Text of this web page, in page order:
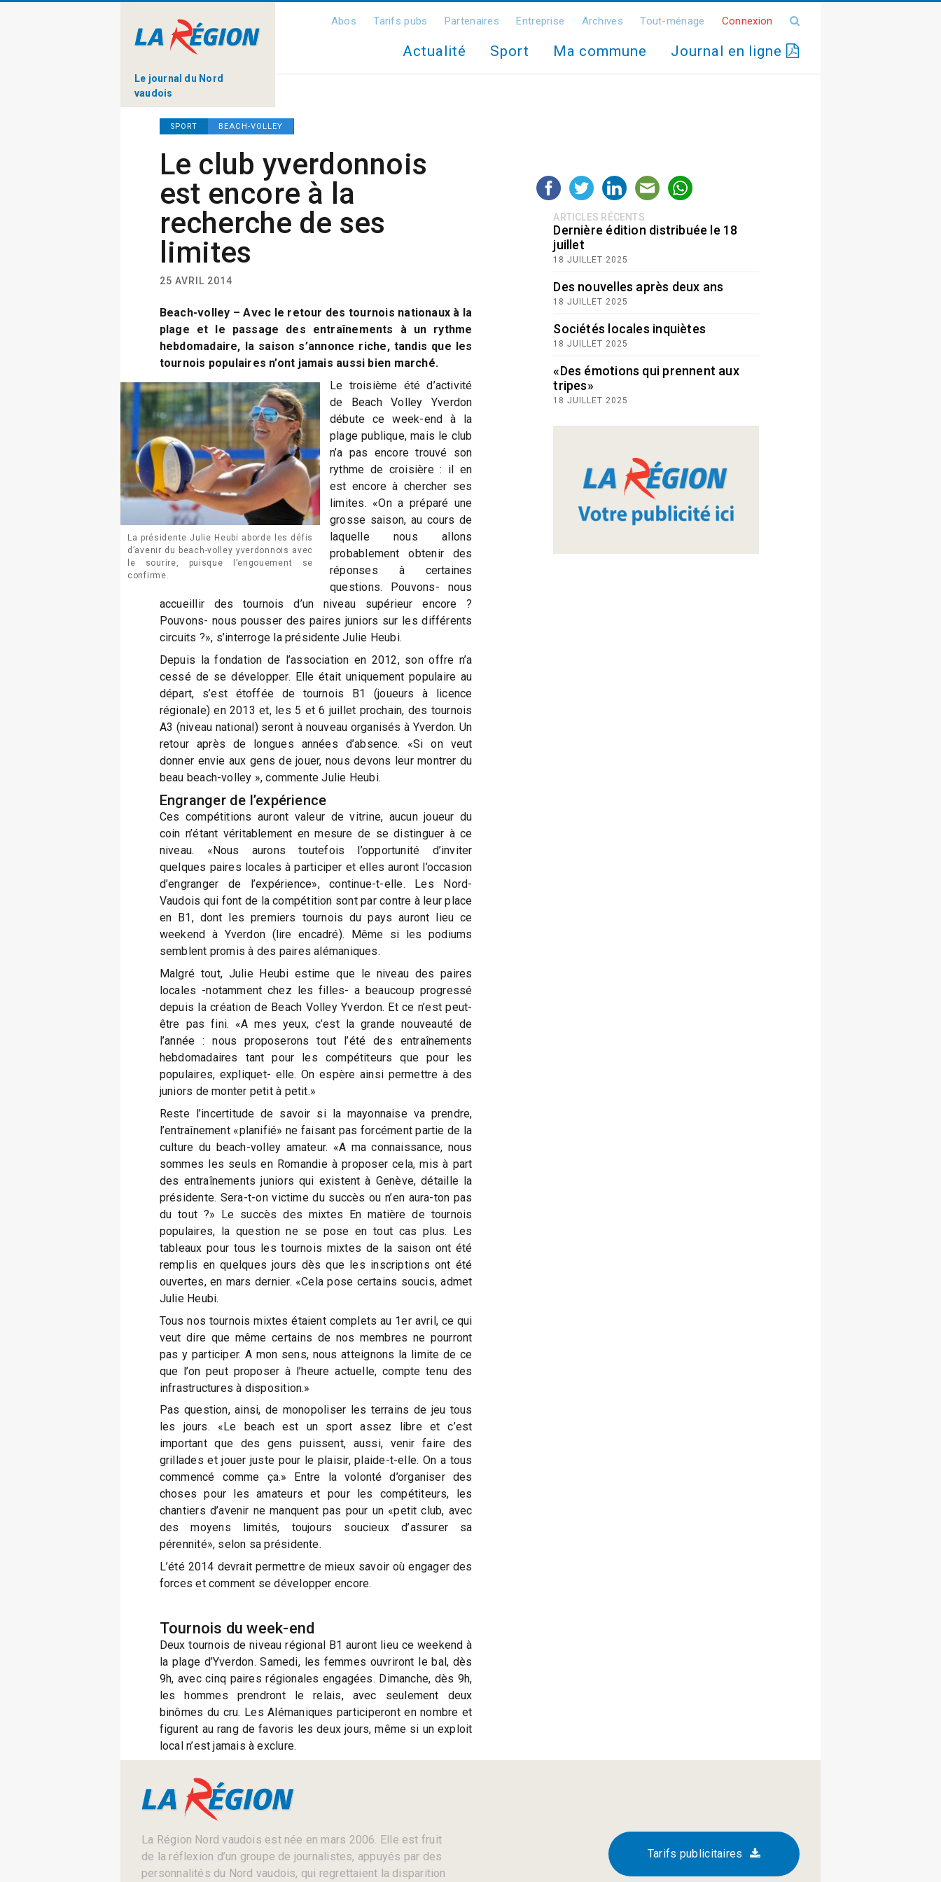
Le journal du Nord
vaudois
Abos Tarifs pubs Partenaires Entreprise Archives Tout-ménage Connexion
Actualité Sport Ma commune Journal en ligne
SPORT BEACH-VOLLEY
Le club yverdonnois
est encore à la
recherche de ses
limites
25 AVRIL 2014
Beach-volley – Avec le retour des tournois nationaux à la
plage et le passage des entraînements à un rythme
hebdomadaire, la saison s’annonce riche, tandis que les
tournois populaires n’ont jamais aussi bien marché.
La présidente Julie Heubi aborde les défis
d’avenir du beach-volley yverdonnois avec
le sourire, puisque l’engouement se
confirme.
Le troisième été d’activité
de Beach Volley Yverdon
débute ce week-end à la
plage publique, mais le club
n’a pas encore trouvé son
rythme de croisière : il en
est encore à chercher ses
limites. «On a préparé une
grosse saison, au cours de
laquelle nous allons
probablement obtenir des
réponses à certaines
questions. Pouvons- nous
accueillir des tournois d’un niveau supérieur encore ?
Pouvons- nous pousser des paires juniors sur les différents
circuits ?», s’interroge la présidente Julie Heubi.
Depuis la fondation de l’association en 2012, son offre n’a
cessé de se développer. Elle était uniquement populaire au
départ, s’est étoffée de tournois B1 (joueurs à licence
régionale) en 2013 et, les 5 et 6 juillet prochain, des tournois
A3 (niveau national) seront à nouveau organisés à Yverdon. Un
retour après de longues années d’absence. «Si on veut
donner envie aux gens de jouer, nous devons leur montrer du
beau beach-volley », commente Julie Heubi.
Engranger de l’expérience
Ces compétitions auront valeur de vitrine, aucun joueur du
coin n’étant véritablement en mesure de se distinguer à ce
niveau. «Nous aurons toutefois l’opportunité d’inviter
quelques paires locales à participer et elles auront l’occasion
d’engranger de l’expérience», continue-t-elle. Les Nord-
Vaudois qui font de la compétition sont par contre à leur place
en B1, dont les premiers tournois du pays auront lieu ce
weekend à Yverdon (lire encadré). Même si les podiums
semblent promis à des paires alémaniques.
Malgré tout, Julie Heubi estime que le niveau des paires
locales -notamment chez les filles- a beaucoup progressé
depuis la création de Beach Volley Yverdon. Et ce n’est peut-
être pas fini. «A mes yeux, c’est la grande nouveauté de
l’année : nous proposerons tout l’été des entraînements
hebdomadaires tant pour les compétiteurs que pour les
populaires, expliquet- elle. On espère ainsi permettre à des
juniors de monter petit à petit.»
Reste l’incertitude de savoir si la mayonnaise va prendre,
l’entraînement «planifié» ne faisant pas forcément partie de la
culture du beach-volley amateur. «A ma connaissance, nous
sommes les seuls en Romandie à proposer cela, mis à part
des entraînements juniors qui existent à Genève, détaille la
présidente. Sera-t-on victime du succès ou n’en aura-ton pas
du tout ?» Le succès des mixtes En matière de tournois
populaires, la question ne se pose en tout cas plus. Les
tableaux pour tous les tournois mixtes de la saison ont été
remplis en quelques jours dès que les inscriptions ont été
ouvertes, en mars dernier. «Cela pose certains soucis, admet
Julie Heubi.
Tous nos tournois mixtes étaient complets au 1er avril, ce qui
veut dire que même certains de nos membres ne pourront
pas y participer. A mon sens, nous atteignons la limite de ce
que l’on peut proposer à l’heure actuelle, compte tenu des
infrastructures à disposition.»
Pas question, ainsi, de monopoliser les terrains de jeu tous
les jours. «Le beach est un sport assez libre et c’est
important que des gens puissent, aussi, venir faire des
grillades et jouer juste pour le plaisir, plaide-t-elle. On a tous
commencé comme ça.» Entre la volonté d’organiser des
choses pour les amateurs et pour les compétiteurs, les
chantiers d’avenir ne manquent pas pour un «petit club, avec
des moyens limités, toujours soucieux d’assurer sa
pérennité», selon sa présidente.
L’été 2014 devrait permettre de mieux savoir où engager des
forces et comment se développer encore.
Tournois du week-end
Deux tournois de niveau régional B1 auront lieu ce weekend à
la plage d’Yverdon. Samedi, les femmes ouvriront le bal, dès
9h, avec cinq paires régionales engagées. Dimanche, dès 9h,
les hommes prendront le relais, avec seulement deux
binômes du cru. Les Alémaniques participeront en nombre et
figurent au rang de favoris les deux jours, même si un exploit
local n’est jamais à exclure.
ARTICLES RÉCENTS
Dernière édition distribuée le 18
juillet
18 JUILLET 2025
Des nouvelles après deux ans
18 JUILLET 2025
Sociétés locales inquiètes
18 JUILLET 2025
«Des émotions qui prennent aux
tripes»
18 JUILLET 2025
La Région Nord vaudois est née en mars 2006. Elle est fruit
de la réflexion d’un groupe de journalistes, appuyés par des
personnalités du Nord vaudois, qui regrettaient la disparition
Tarifs publicitaires